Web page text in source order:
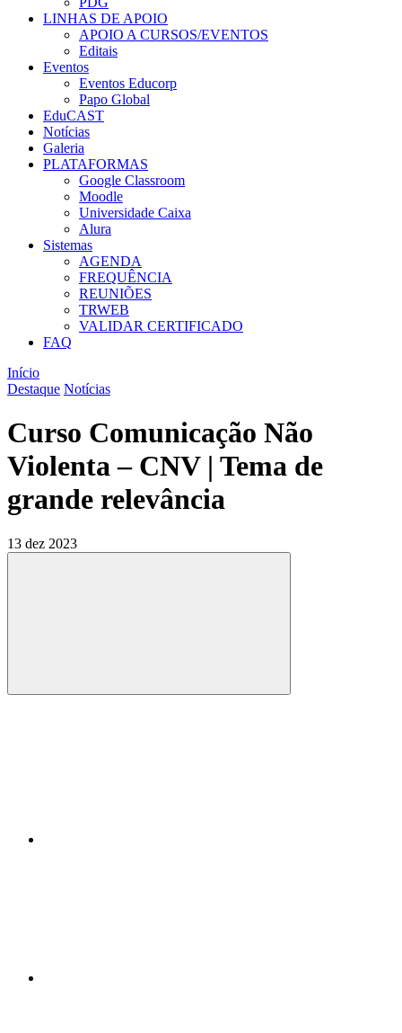
LINHAS DE APOIO
APOIO A CURSOS/EVENTOS
Editais
Eventos
Eventos Educorp
Papo Global
EduCAST
Notícias
Galeria
PLATAFORMAS
Google Classroom
Moodle
Universidade Caixa
Alura
Sistemas
AGENDA
FREQUÊNCIA
REUNIÕES
TRWEB
VALIDAR CERTIFICADO
FAQ
Início
Destaque Notícias
Curso Comunicação Não
Violenta – CNV | Tema de
grande relevância
13 dez 2023
Compartilhar